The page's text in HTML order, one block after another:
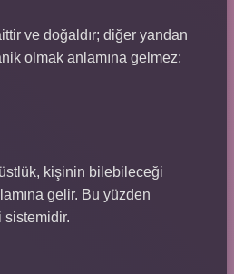
ve doğaldır; diğer yandan
olmak anlamına gelmez;
kişinin bilebileceği
gelir. Bu yüzden
sistemidir.